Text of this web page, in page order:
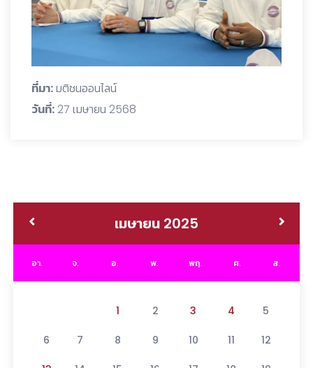
ที่มา:มติชนออนไลน์
วันที่: 27 เมษายน 2568
เมษายน 2025
อา. จ. อ. พ. พฤ. ศ. ส.
1 2 3 4 5
6 7 8 9 10 11 12